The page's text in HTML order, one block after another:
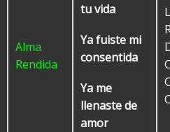
Alma
Rendida
tu vida
Ya fuiste mi
consentida
Ya me
llenaste de
amor